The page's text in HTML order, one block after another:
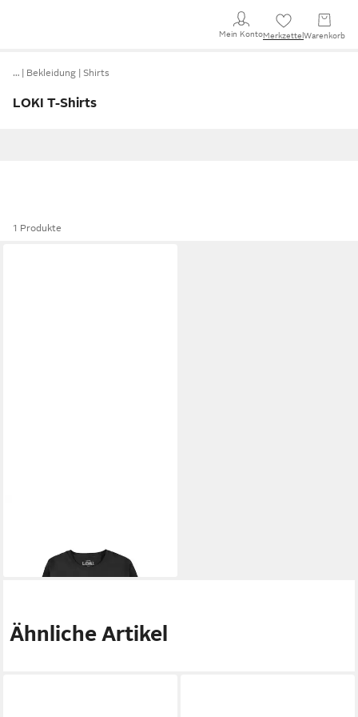
Mein KontoMerkzettel Warenkorb
… Bekleidung Shirts
LOKI T-Shirts
1 Produkte
Ähnliche Artikel